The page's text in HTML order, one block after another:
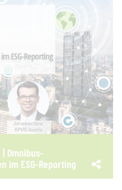
| Omnibus-
im ESG-Reporting